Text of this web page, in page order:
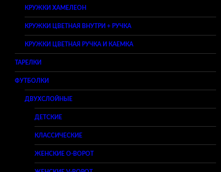
КРУЖКИ ХАМЕЛЕОН
КРУЖКИ ЦВЕТНАЯ ВНУТРИ + РУЧКА
КРУЖКИ ЦВЕТНАЯ РУЧКА И КАЕМКА
ТАРЕЛКИ
ФУТБОЛКИ
ДВУХСЛОЙНЫЕ
ДЕТСКИЕ
КЛАССИЧЕСКИЕ
ЖЕНСКИЕ O-ВОРОТ